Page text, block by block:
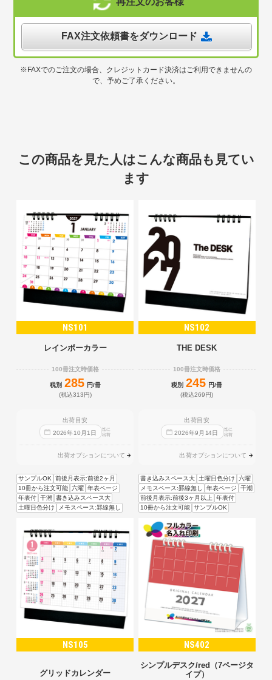
FAX注文依頼書をダウンロード
※FAXでのご注文の場合、クレジットカード決済はご利用できませんの
で、予めご了承ください。
この商品を見た人はこんな商品も見てい
ます
NS101
レインボーカラー
100冊注文時価格
税別 285 円/冊
(税込313円)
出荷目安
2026年10 月 1 日
迄に
出荷
出荷オプションについて
サンプルOK
前後月表示:前後2ヶ月
10冊から注文可能 六曜 年表ページ
年表付 干潮 書き込みスペース大
土曜日色分け
メモスペース:罫線無し
NS102
THE DESK
100冊注文時価格
税別 245 円/冊
(税込269円)
出荷目安
2026年9 月 14日
迄に
出荷
出荷オプションについて
書き込みスペース大 土曜日色分け
六曜
メモスペース:罫線無し
年表ページ
干潮
前後月表示:前後3ヶ月以上
年表付
10冊から注文可能 サンプルOK
NS105
グリッドカレンダー
NS402
シンプルデスク/red（7ページタ
イプ）